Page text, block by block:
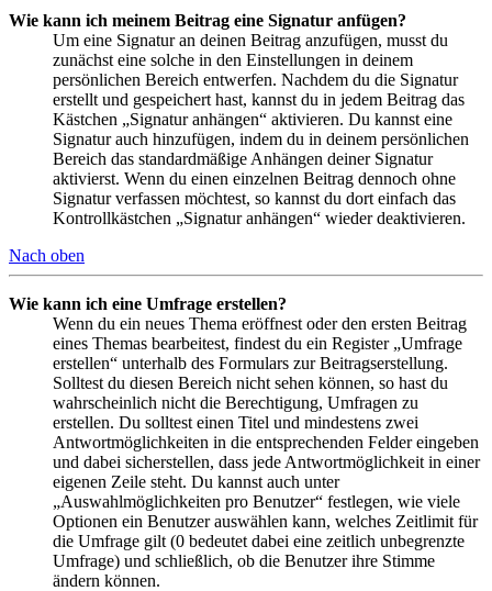
Wie kann ich meinem Beitrag eine Signatur anfügen?
Um eine Signatur an deinen Beitrag anzufügen, musst du
zunächst eine solche in den Einstellungen in deinem
persönlichen Bereich entwerfen. Nachdem du die Signatur
erstellt und gespeichert hast, kannst du in jedem Beitrag das
Kästchen „Signatur anhängen“ aktivieren. Du kannst eine
Signatur auch hinzufügen, indem du in deinem persönlichen
Bereich das standardmäßige Anhängen deiner Signatur
aktivierst. Wenn du einen einzelnen Beitrag dennoch ohne
Signatur verfassen möchtest, so kannst du dort einfach das
Kontrollkästchen „Signatur anhängen“ wieder deaktivieren.
Nach oben
Wie kann ich eine Umfrage erstellen?
Wenn du ein neues Thema eröffnest oder den ersten Beitrag
eines Themas bearbeitest, findest du ein Register „Umfrage
erstellen“ unterhalb des Formulars zur Beitragserstellung.
Solltest du diesen Bereich nicht sehen können, so hast du
wahrscheinlich nicht die Berechtigung, Umfragen zu
erstellen. Du solltest einen Titel und mindestens zwei
Antwortmöglichkeiten in die entsprechenden Felder eingeben
und dabei sicherstellen, dass jede Antwortmöglichkeit in einer
eigenen Zeile steht. Du kannst auch unter
„Auswahlmöglichkeiten pro Benutzer“ festlegen, wie viele
Optionen ein Benutzer auswählen kann, welches Zeitlimit für
die Umfrage gilt (0 bedeutet dabei eine zeitlich unbegrenzte
Umfrage) und schließlich, ob die Benutzer ihre Stimme
ändern können.